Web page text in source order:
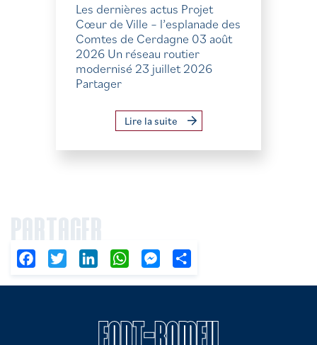
Les dernières actus Projet
Cœur de Ville – l’esplanade des
Comtes de Cerdagne 03 août
2026 Un réseau routier
modernisé 23 juillet 2026
Partager
Lire la suite
PARTAGER
FacebookTwitter LinkedIn WhatsAppMessenger